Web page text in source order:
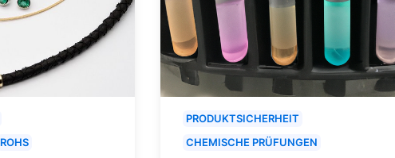
ROHS
PRODUKTSICHERHEIT
CHEMISCHE PRÜFUNGEN